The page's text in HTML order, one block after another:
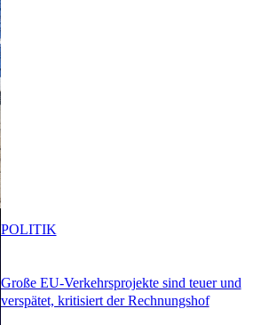
Große EU-Verkehrsprojekte sind teuer und
verspätet, kritisiert der Rechnungshof
POLITIK